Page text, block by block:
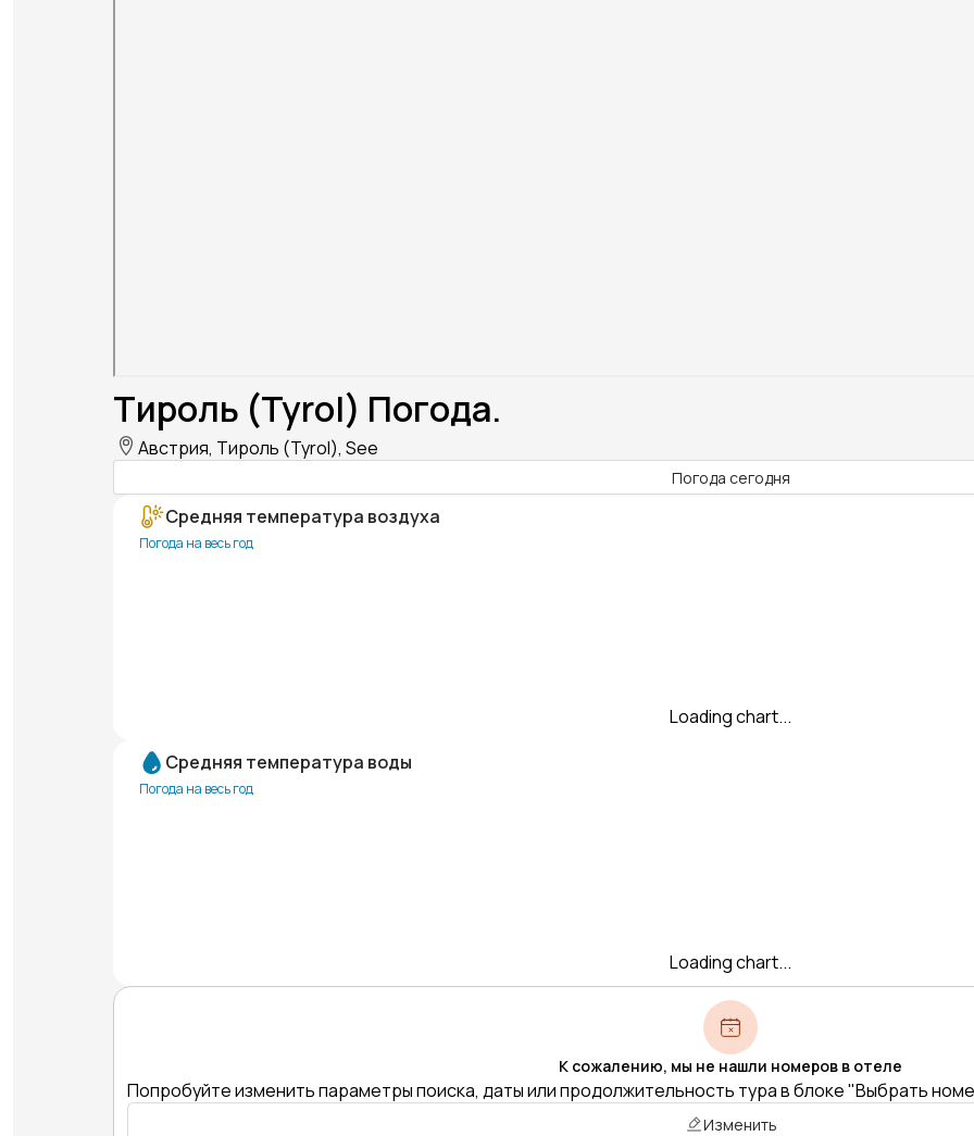
Тироль (Tyrol) Погода.
Австрия, Тироль (Tyrol), See
Погода сегодня
Средняя температура воздуха
Погода на весь год
Loading chart...
Средняя температура воды
Погода на весь год
Loading chart...
К сожалению, мы не нашли номеров в отеле
Попробуйте изменить параметры поиска, даты или продолжительность тура в блоке "Выбрать
Изменить